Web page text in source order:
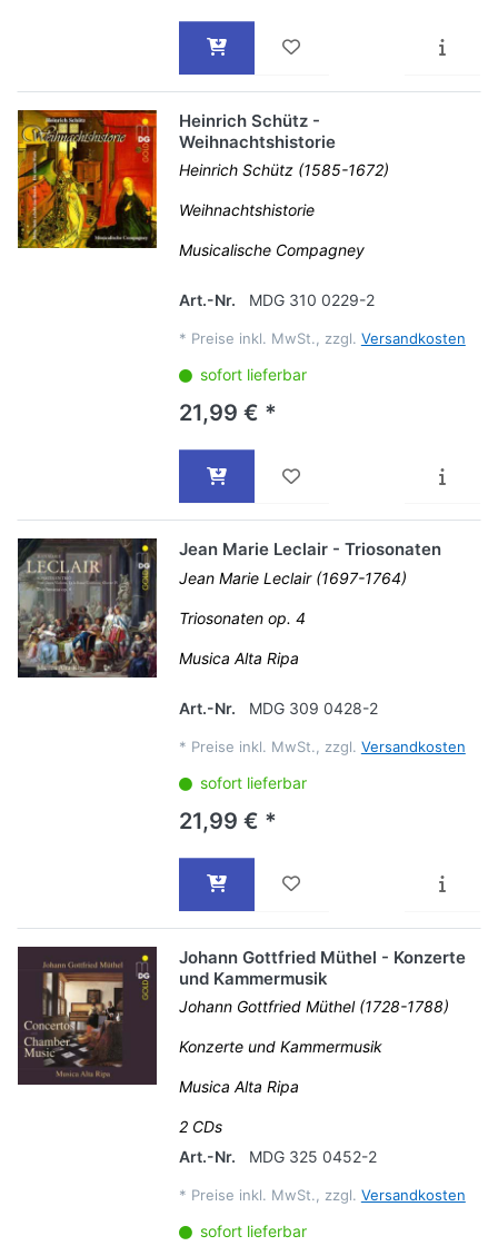
Heinrich Schütz -
Weihnachtshistorie
Heinrich Schütz (1585-1672)
Weihnachtshistorie
Musicalische Compagney
Art.-Nr. MDG 310 0229-2
* Preise inkl. MwSt., zzgl. Versandkosten
sofort lieferbar
21,99 € *
Jean Marie Leclair - Triosonaten
Jean Marie Leclair (1697-1764)
Triosonaten op. 4
Musica Alta Ripa
Art.-Nr. MDG 309 0428-2
* Preise inkl. MwSt., zzgl. Versandkosten
sofort lieferbar
21,99 € *
Johann Gottfried Müthel - Konzerte
und Kammermusik
Johann Gottfried Müthel (1728-1788)
Konzerte und Kammermusik
Musica Alta Ripa
2 CDs
Art.-Nr.
MDG 325 0452-2
* Preise inkl. MwSt., zzgl. Versandkosten
sofort lieferbar